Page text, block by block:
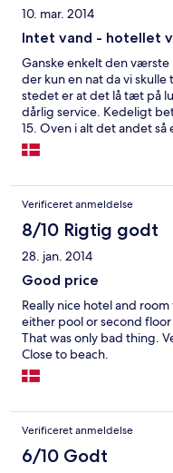
10. mar. 2014
Intet vand - hotellet
Ganske enkelt den
der kun en nat da vi
stedet er at det lå tæt på
dårlig service. Kedeligt
15. Oven i alt det andet
vand - yderst ufedt når
iøvrigt gerne ville i bad
Verificeret anmeldelse
8/10 Rigtig godt
28. jan. 2014
Good price
Really nice hotel and
either pool or second floor
That was only bad thing.
Close to beach.
Verificeret anmeldelse
6/10 Godt